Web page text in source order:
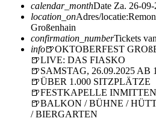
calendar_monthDate Za. 26-
location_onAdres/locatie:
Großenhain
confirmation_numberTickets
info🍺OKTOBERFEST
🍺LIVE: DAS FIASKO
🍺SAMSTAG, 26.09.2025 AB
🍺ÜBER 1.000 SITZPLÄTZE
🍺FESTKAPELLE
🍺BALKON / BÜHNE /
/ BIERGARTEN